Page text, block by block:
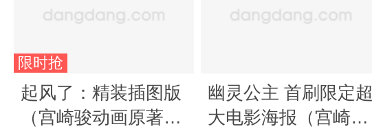
限时抢
起风了：精装插图版
（宫崎骏动画原著小
幽灵公主 首刷限定超
大电影海报（宫崎骏